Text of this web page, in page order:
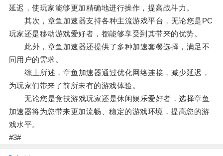
延迟，使玩家能够更加精确地进行操作，提高战斗力。
其次，章鱼加速器支持各种主流游戏平台，无论您是PC
玩家还是移动游戏爱好者，都能够享受到其带来的优势。
此外，章鱼加速器还提供了多种加速套餐选择，满足不
同用户的需求。
综上所述，章鱼加速器通过优化网络连接，减少延迟，
为玩家们带来了前所未有的游戏体验。
无论您是竞技游戏玩家还是休闲娱乐爱好者，选择章鱼
加速器将为您带来更加流畅、稳定的游戏环境，提高您的游
戏水平。
#3#